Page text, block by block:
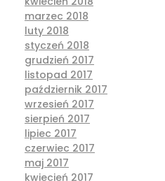
marzec 2018
luty 2018
styczeń 2018
grudzień 2017
listopad 2017
październik 2017
wrzesień 2017
sierpień 2017
lipiec 2017
czerwiec 2017
maj 2017
kwiecień 2017